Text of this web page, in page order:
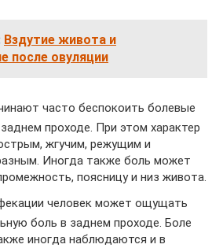
Вздутие живота и
после овуляции
часто беспокоить болевые
проходе. При этом характер
жгучим, режущим и
Иногда также боль может
поясницу и низ живота.
человек может ощущать
боль в заднем проходе. Боле
иногда наблюдаются и в